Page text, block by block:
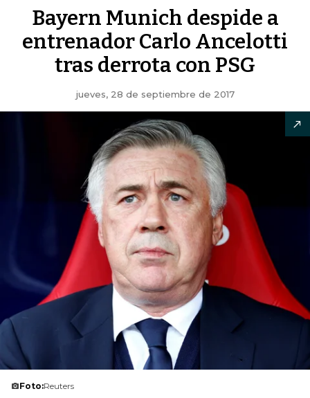
Bayern Munich despide a
entrenador Carlo Ancelotti
tras derrota con PSG
jueves, 28 de septiembre de 2017
Foto:Reuters